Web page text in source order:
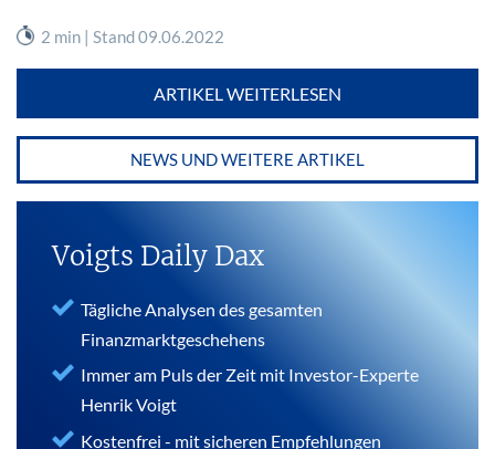
2 min | Stand 09.06.2022
ARTIKEL WEITERLESEN
NEWS UND WEITERE ARTIKEL
Voigts Daily Dax
Tägliche Analysen des gesamten
Finanzmarktgeschehens
Immer am Puls der Zeit mit Investor-Experte
Henrik Voigt
Kostenfrei - mit sicheren Empfehlungen